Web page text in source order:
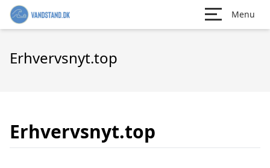
Menu
Erhvervsnyt.top
Erhvervsnyt.top